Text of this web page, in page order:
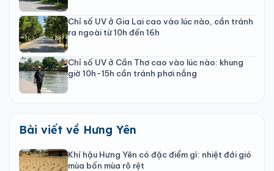
Chỉ số UV ở Gia Lai cao vào lúc nào, cần tránh
ra ngoài từ 10h đến 16h
Chỉ số UV ở Cần Thơ cao vào lúc nào: khung
giờ 10h-15h cần tránh phơi nắng
Bài viết về Hưng Yên
Khí hậu Hưng Yên có đặc điểm gì: nhiệt đới gió
mùa bốn mùa rõ rệt